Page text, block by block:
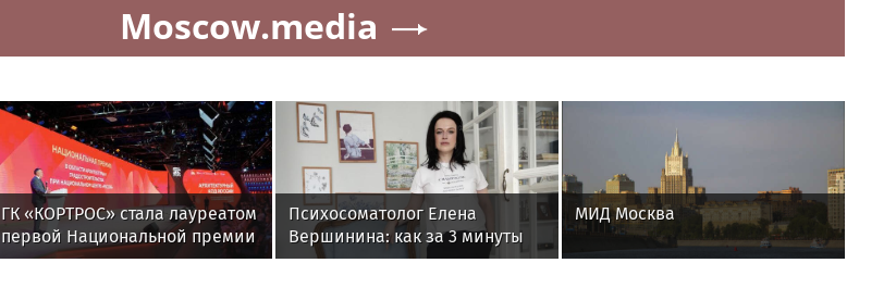
Moscow.media
ГК «КОРТРОС» стала лауреатом
первой Национальной премии
в области архитектуры и
Психосоматолог Елена
Вершинина: как за 3 минуты
вернуть себе равновесие
МИД Москва